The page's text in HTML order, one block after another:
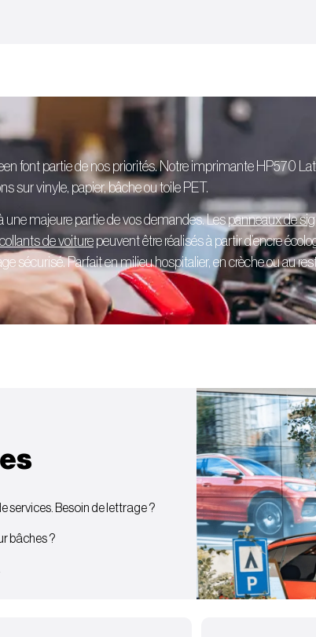
font partie de nos priorités. Notre imprimante HP570
sur vinyle, papier, bâche ou toile PET.
une majeure partie de vos demandes. Les panneaux de
de voiturepeuvent être réalisés à partir d’encre
sécurisé. Parfait en milieu hospitalier, en crèche ou au
services. Besoin de lettrage ?
bâches ?